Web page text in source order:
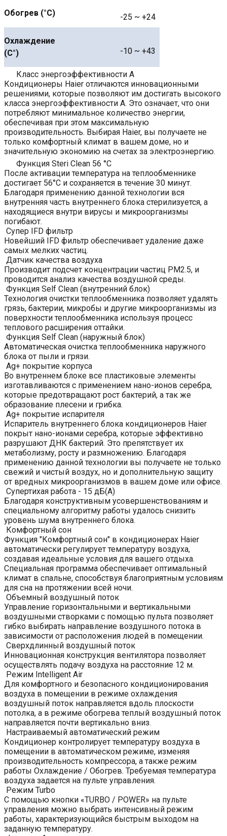
Обогрев (°С) -25 ~ +24
Охлаждение
(С°)
-10 ~ +43
Класс энергоэффективности A
Кондиционеры Haier отличаются инновационными
решениями, которые позволяют им достигать высокого
класса энергоэффективности A. Это означает, что они
потребляют минимальное количество энергии,
обеспечивая при этом максимальную
производительность. Выбирая Haier, вы получаете не
только комфортный климат в вашем доме, но и
значительную экономию на счетах за электроэнергию.
Функция Steri Clean 56 °C
После активации температура на теплообменнике
достигает 56°C и сохраняется в течение 30 минут.
Благодаря применению данной технологии вся
внутренняя часть внутреннего блока стерилизуется, а
находящиеся внутри вирусы и микроорганизмы
погибают.
Супер IFD фильтр
Новейший IFD фильтр обеспечивает удаление даже
самых мелких частиц.
Датчик качества воздуха
Производит подсчет концентрации частиц PM2.5, и
проводится анализ качества воздушной среды.
Функция Self Clean (внутренний блок)
Технология очистки теплообменника позволяет удалять
грязь, бактерии, микробы и другие микроорганизмы из
поверхности теплообменника используя процесс
теплового расширения оттайки.
Функция Self Clean (наружный блок)
Автоматическая очистка теплообменника наружного
блока от пыли и грязи.
Ag+ покрытие корпуса
Во внутреннем блоке все пластиковые элементы
изготавливаются с применением нано-ионов серебра,
которые предотвращают рост бактерий, а так же
образование плесени и грибка.
Ag+ покрытие испарителя
Испаритель внутреннего блока кондиционеров Haier
покрыт нано-ионами серебра, которые эффективно
разрушают ДНК бактерий. Это препятствует их
метаболизму, росту и размножению. Благодаря
применению данной технологии вы получаете не только
свежий и чистый воздух, но и дополнительную защиту
от вредных микроорганизмов в вашем доме или офисе.
Супертихая работа - 15 дБ(А)
Благодаря конструктивным усовершенствованиям и
специальному алгоритму работы удалось снизить
уровень шума внутреннего блока.
Комфортный сон
Функция "Комфортный сон" в кондиционерах Haier
автоматически регулирует температуру воздуха,
создавая идеальные условия для вашего отдыха.
Специальная программа обеспечивает оптимальный
климат в спальне, способствуя благоприятным условиям
для сна на протяжении всей ночи.
Объемный воздушный поток
Управление горизонтальными и вертикальными
воздушными створками с помощью пульта позволяет
гибко выбирать направление воздушного потока в
зависимости от расположения людей в помещении.
Сверхдлинный воздушный поток
Инновационная конструкция вентилятора позволяет
осуществлять подачу воздуха на расстояние 12 м.
Режим Intelligent Air
Для комфортного и безопасного кондиционирования
воздуха в помещении в режиме охлаждения
воздушный поток направляется вдоль плоскости
потолка, а в режиме обогрева теплый воздушный поток
направляется почти вертикально вниз.
Настраиваемый автоматический режим
Кондиционер контролирует температуру воздуха в
помещении в автоматическом режиме, изменяя
производительность компрессора, а также режим
работы Охлаждение / Обогрев. Требуемая температура
воздуха задается на пульте управления.
Режим Turbo
С помощью кнопки «TURBO / POWER» на пульте
управления можно выбрать интенсивный режим
работы, характеризующийся быстрым выходом на
заданную температуру.